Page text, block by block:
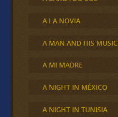
A LA NOVIA
A MAN AND HIS MUSIC
A MI MADRE
A NIGHT IN MÉXICO
A NIGHT IN TUNISIA